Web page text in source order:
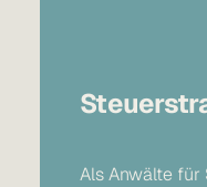
AlsAnwälte für